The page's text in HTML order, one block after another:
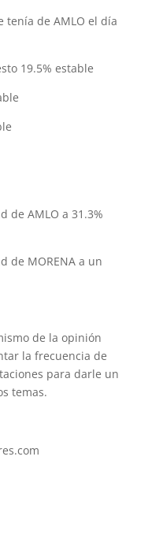
tenía de AMLO el día
19.5% estable
de AMLO a 31.3%
de MORENA a un
de la opinión
la frecuencia de
para darle un
temas.